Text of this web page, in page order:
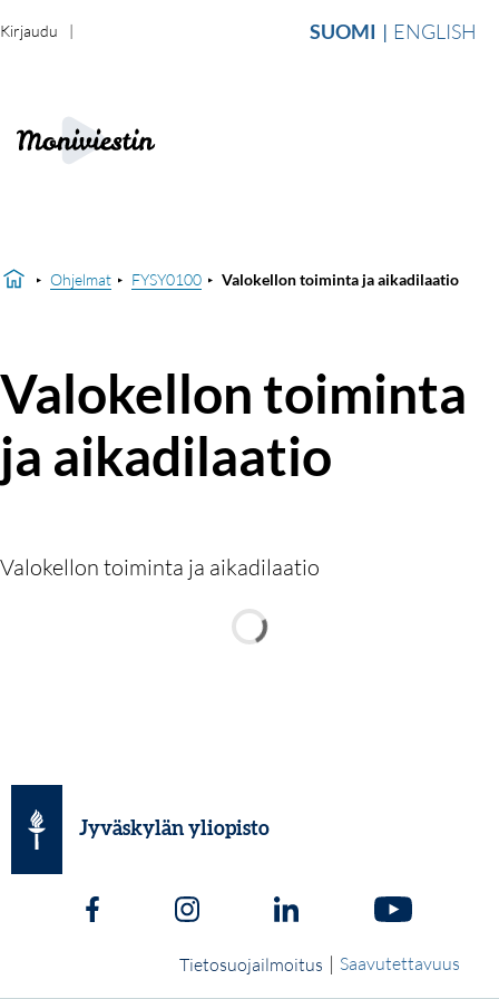
SUOMI ENGLISH
Kirjaudu
Ohjelmat FYSY0100 Valokellon toiminta ja aikadilaatio
Valokellon toiminta
ja aikadilaatio
Valokellon toiminta ja aikadilaatio
Jyväskylän yliopisto
Tietosuojailmoitus | Saavutettavuus